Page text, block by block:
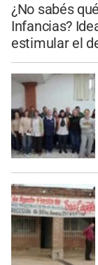
¿No sabés
Infancias?
estimular el